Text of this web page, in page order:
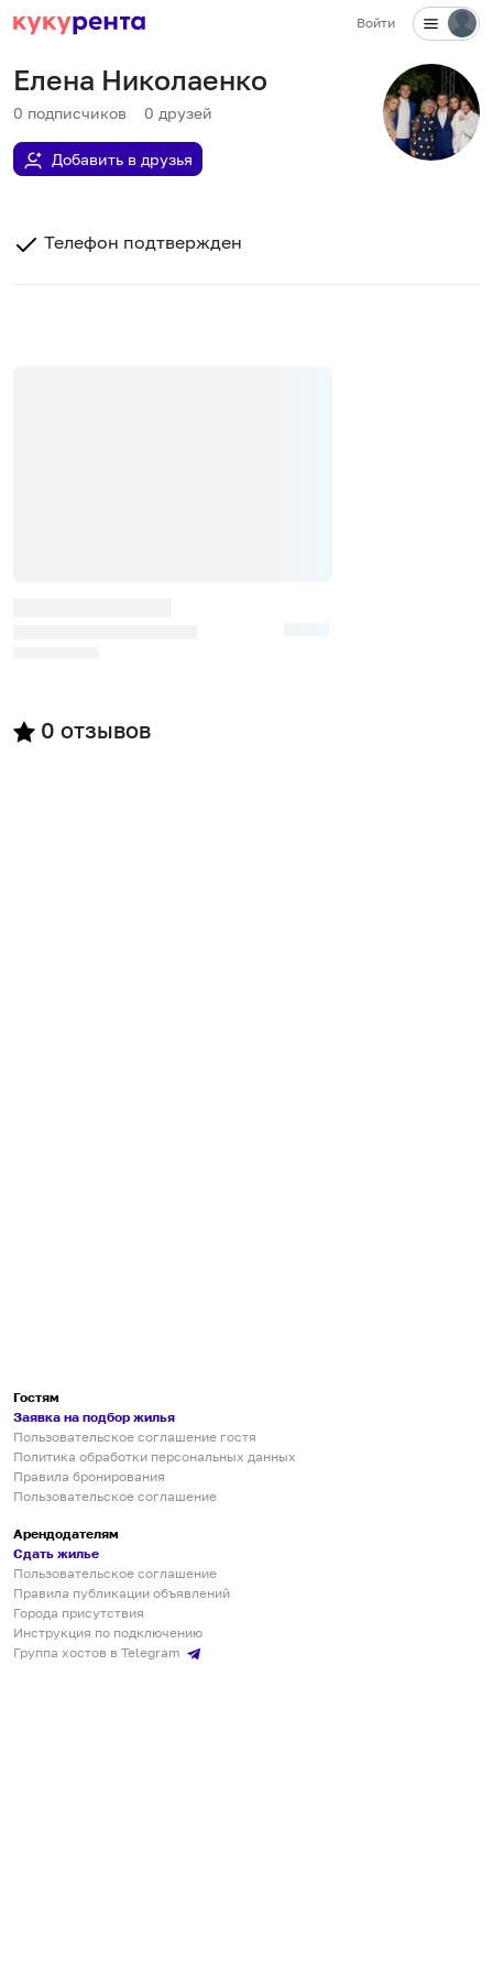
Войти
Елена Николаенко
0 подписчиков 0 друзей
Добавить в друзья
Телефон подтвержден
0 отзывов
Гостям
Заявка на подбор жилья
Пользовательское соглашение гостя
Политика обработки персональных данных
Правила бронирования
Пользовательское соглашение
Арендодателям
Сдать жилье
Пользовательское соглашение
Правила публикации объявлений
Города присутствия
Инструкция по подключению
Группа хостов в Telegram